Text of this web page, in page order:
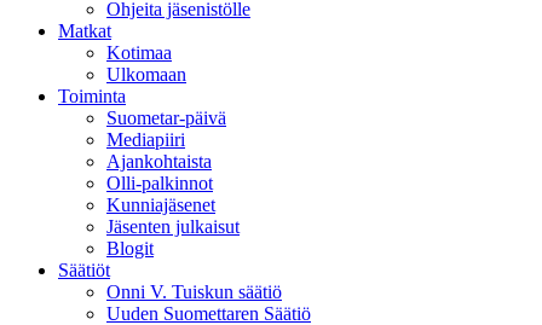
Ohjeita jäsenistölle
Matkat
Kotimaa
Ulkomaan
Toiminta
Suometar-päivä
Mediapiiri
Ajankohtaista
Olli-palkinnot
Kunniajäsenet
Jäsenten julkaisut
Blogit
Säätiöt
Onni V. Tuiskun säätiö
Uuden Suomettaren Säätiö